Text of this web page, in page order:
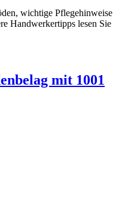
wichtige Pflegehinweise
Handwerkertipps lesen Sie
mit 1001